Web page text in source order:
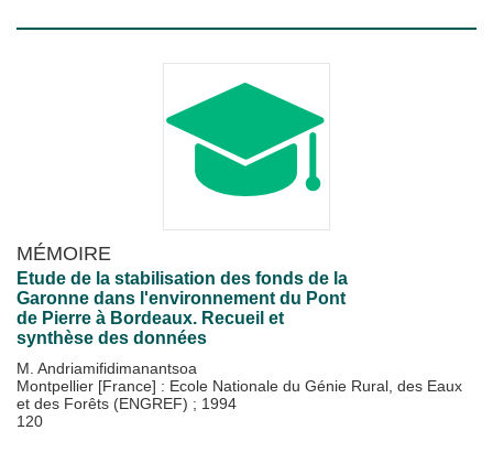
MÉMOIRE
Etude de la stabilisation des fonds de la
Garonne dans l'environnement du Pont
de Pierre à Bordeaux. Recueil et
synthèse des données
M. Andriamifidimanantsoa
Montpellier [France] : Ecole Nationale du Génie Rural, des Eaux
et des Forêts (ENGREF) ; 1994
120